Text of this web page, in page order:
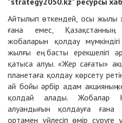
Айтылып өткендей, осы жылы
ғана емес, Қазақстанның
жобаларын қолдау
жылғы ең басты ерекшелігі
қатыса алуы. «Жер сағаты»
планетаға қолдау көрсету
ай бойы әрбір адам акцияның
қолдай алады. Жобалар
алуандығын қолдауға
ортамен үйлесіп өмір сүруге